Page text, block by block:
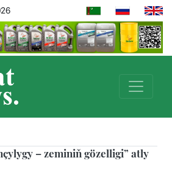
– zeminiň gözelligi” atly